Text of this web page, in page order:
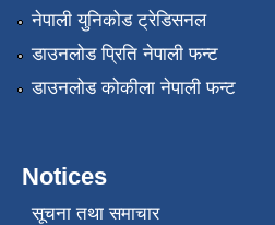
नेपाली युनिकोड ट्रेडिसनल
डाउनलोड प्रिति नेपाली फन्ट
डाउनलोड कोकीला नेपाली फन्ट
Notices
सूचना तथा समाचार